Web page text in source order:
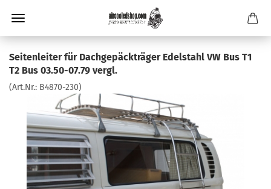
Seitenleiter für Dachgepäckträger Edelstahl VW Bus T1
T2 Bus 03.50-07.79 vergl.
(Art.Nr.: B4870-230)